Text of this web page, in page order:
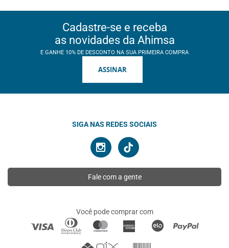
Cadastre-se e receba
as novidades da Ahimsa
E GANHE 10% DE DESCONTO NA SUA PRIMEIRA COMPRA
ASSINAR
SIGA NAS REDES SOCIAIS
Fale com a gente
Você pode comprar com